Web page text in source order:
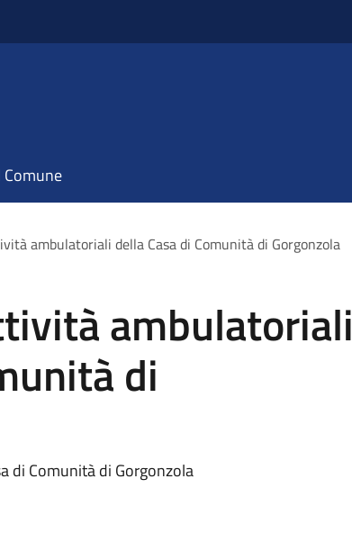
ambulatoriali della Casa di Comunità di Gorgonzola
ambulatoriali
di
di Comunità di Gorgonzola